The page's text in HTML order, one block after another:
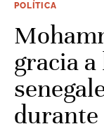
POLÍTICA
gracia
durante